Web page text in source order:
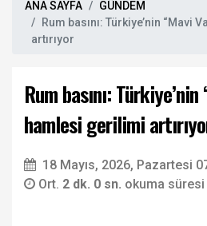
ANA SAYFA
GÜNDEM
Rum basını: Türkiye’nin “Mavi
artırıyor
Rum basını:
hamlesi gerilimi
18 Mayıs, 2026, Pazartesi
Ort. 2 dk. 0 sn. okuma süresi